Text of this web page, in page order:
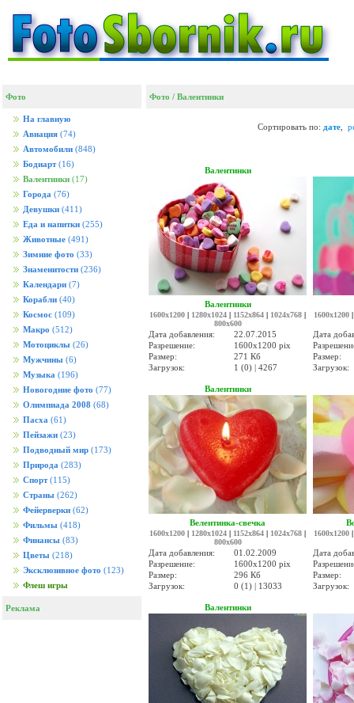
Фото
На главную
Авиация (74)
Автомобили (848)
Бодиарт (16)
Валентинки (17)
Города (76)
Девушки (411)
Еда и напитки (255)
Животные (491)
Зимние фото (33)
Знаменитости (236)
Календари (7)
Корабли (40)
Космос (109)
Макро (512)
Мотоциклы (26)
Мужчины (6)
Музыка (196)
Новогодние фото (77)
Олимпиада 2008 (68)
Пасха (61)
Пейзажи (23)
Подводный мир (173)
Природа (283)
Спорт (115)
Страны (262)
Фейерверки (62)
Фильмы (418)
Финансы (83)
Цветы (218)
Эксклюзивное фото (123)
Флеш игры
Реклама
Фото / Валентинки
Сортировать по: дате
Валентинки
Валентинки
1600x1200 | 1280x1024 | 1152x864 | 1024x768 |
800x600
Дата добавления:
22.07.2015
Разрешение:
1600x1200 pix
Размер:
271 Кб
Загрузок:
1 (0) | 4267
1600x1200
Дата
Размер:
Загрузок:
Валентинки
Велентинка-свечка
1600x1200 | 1280x1024 | 1152x864 | 1024x768 |
800x600
Дата добавления:
01.02.2009
Разрешение:
1600x1200 pix
Размер:
296 Кб
Загрузок:
0 (1) | 13033
1600x1200
Дата
Размер:
Загрузок:
Валентинки